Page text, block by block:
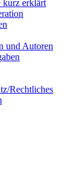
kurz erklärt
und Autoren
Rechtliches